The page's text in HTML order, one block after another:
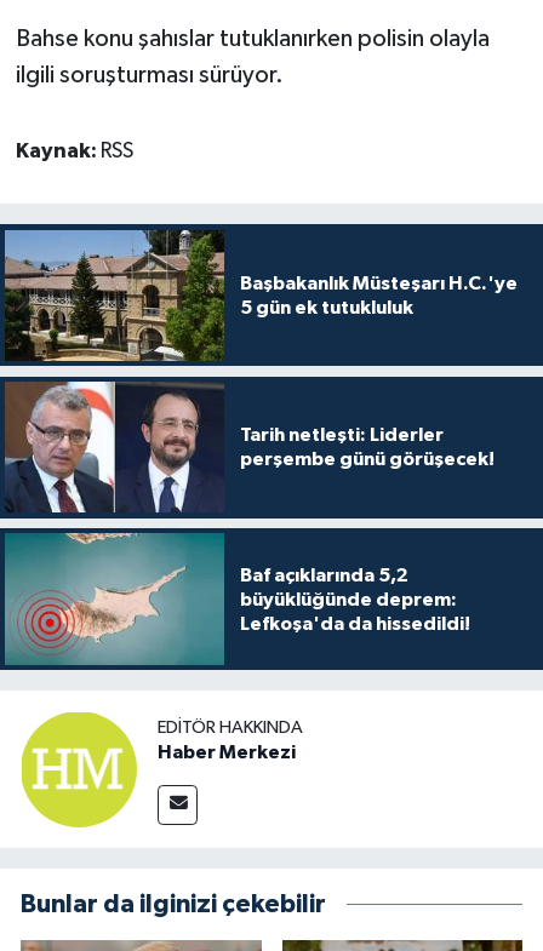
Bahse konu şahıslar tutuklanırken polisin olayla
ilgili soruşturması sürüyor.
Kaynak: RSS
Başbakanlık Müsteşarı H.C.'ye
5 gün ek tutukluluk
Tarih netleşti: Liderler
perşembe günü görüşecek!
Baf açıklarında 5,2
büyüklüğünde deprem:
Lefkoşa'da da hissedildi!
EDITÖR HAKKINDA
Haber Merkezi
Bunlar da ilginizi çekebilir